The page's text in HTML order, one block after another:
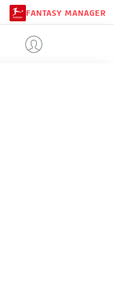
FANTASY MANAGER